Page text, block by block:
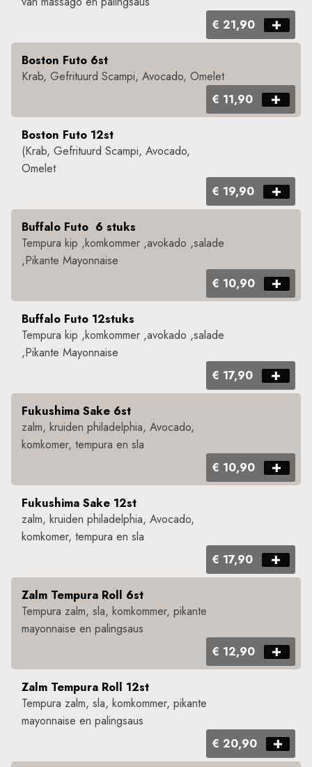
€ 21,90
Boston Futo 6st
Krab, Gefrituurd Scampi, Avocado, Omelet
€ 11,90
Boston Futo 12st
(Krab, Gefrituurd Scampi, Avocado,
Omelet
€ 19,90
Buffalo Futo 6 stuks
Tempura kip ,komkommer ,avokado ,salade
,Pikante Mayonnaise
€ 10,90
Buffalo Futo 12stuks
Tempura kip ,komkommer ,avokado ,salade
,Pikante Mayonnaise
€ 17,90
Fukushima Sake 6st
zalm, kruiden philadelphia, Avocado,
komkomer, tempura en sla​ ​
€ 10,90
Fukushima Sake 12st
zalm, kruiden philadelphia, Avocado,
komkomer, tempura en sla​ ​
€ 17,90
Zalm Tempura Roll 6st
Tempura zalm, sla, komkommer, pikante
mayonnaise en palingsaus​ ​
€ 12,90
Zalm Tempura Roll 12st
Tempura zalm, sla, komkommer, pikante
mayonnaise en palingsaus​ ​
€ 20,90